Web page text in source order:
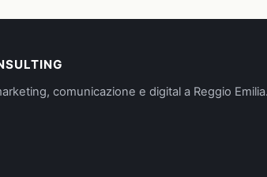
comunicazione e digital a Reggio Emilia.